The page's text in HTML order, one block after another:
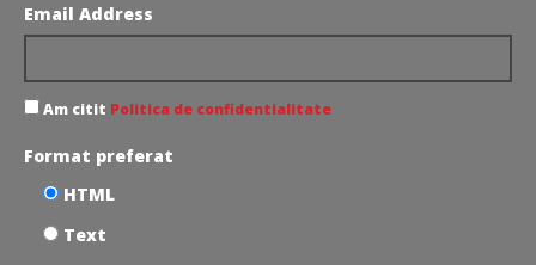
Email Address
Am citit Politica de confidentialitate
Format preferat
HTML
Text